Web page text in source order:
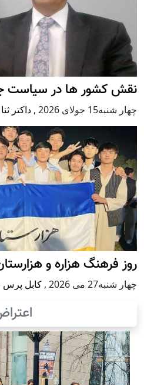
نقش کشور ها در سیاست
چهار شنبه15 جولای 2026 , داکتر
روز فرهنگ هزاره و
چهار شنبه27 می 2026 , کابل پرس